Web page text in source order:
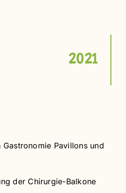
2021
Pavillons und
der Chirurgie-Balkone